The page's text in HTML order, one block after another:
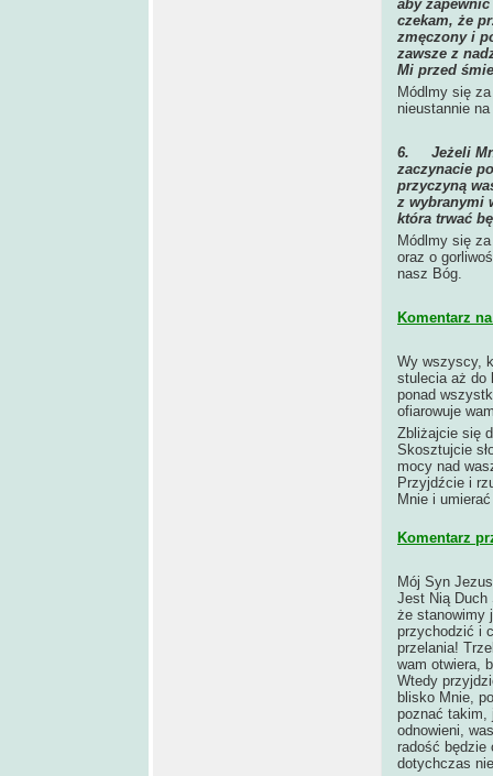
aby
czekam, że
zmęczony i
zawsze z
Mi przed
Módlmy się
nieustannie
6. Jeżeli
zaczynacie
przyczyną
z wybranymi
która trwać
Módlmy się
oraz o
nasz Bóg.
Komentarz
Wy wszyscy,
stulecia aż do
ponad
ofiarowuje
Zbliżajcie się
Skosztujcie
mocy nad
Przyjdźcie i
Mnie i
Komentarz
Mój Syn
Jest Nią Duch
że stanowimy
przychodzić i
przelania!
wam otwiera,
Wtedy
blisko Mnie,
poznać takim,
odnowieni,
radość będzie
dotychczas